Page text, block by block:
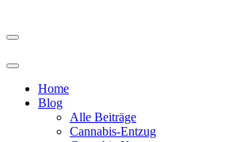
Home
Blog
Alle Beiträge
Cannabis-Entzug